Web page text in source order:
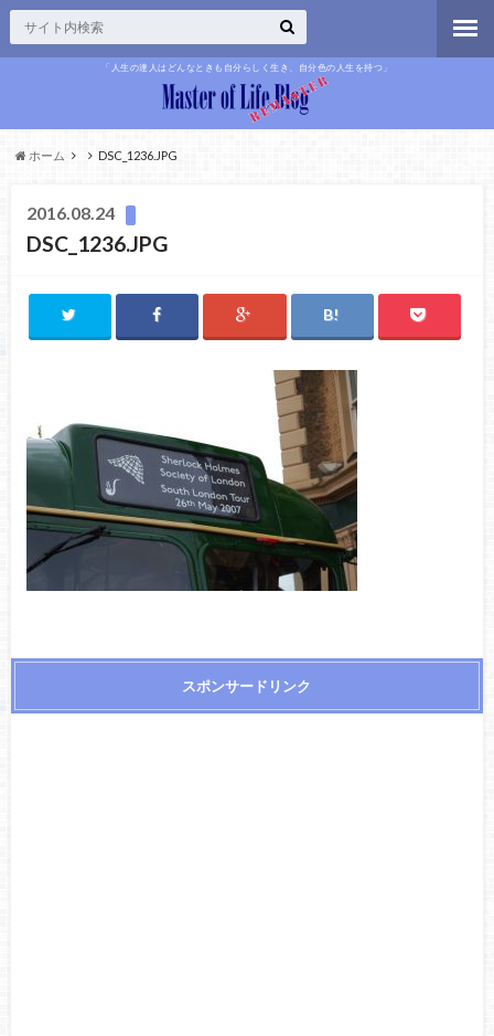
「人生の達人はどんなときも自分らしく生き、自分色の人生を持つ」
ホーム DSC_1236.JPG
2016.08.24
DSC_1236.JPG
スポンサードリンク